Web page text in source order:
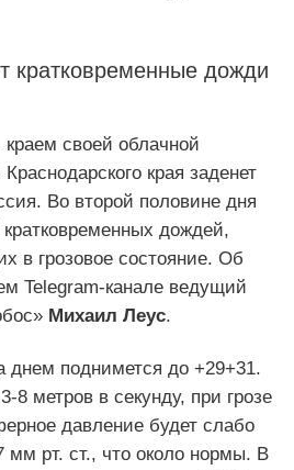
кратковременные дожди
своей облачной
края заденет
Во второй половине дня
дождей,
в грозовое состояние. Об
Telegram-канале ведущий
Михаил Леус.
днем поднимется до +29+31.
8 метров в секунду, при грозе
давление будет слабо
мм рт. ст., что около нормы. В